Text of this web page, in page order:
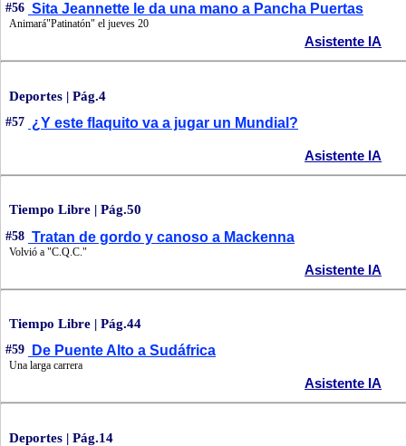
#56 Sita Jeannette le da una mano a Pancha Puertas
Animará"Patinatón" el jueves 20
Asistente IA
Deportes | Pág.4
#57 ¿Y este flaquito va a jugar un Mundial?
Asistente IA
Tiempo Libre | Pág.50
#58 Tratan de gordo y canoso a Mackenna
Volvió a "C.Q.C."
Asistente IA
Tiempo Libre | Pág.44
#59 De Puente Alto a Sudáfrica
Una larga carrera
Asistente IA
Deportes | Pág.14